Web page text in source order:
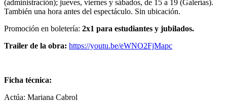
(administración); jueves, viernes y sábados, de 15 a 19 (Galerías).
También una hora antes del espectáculo. Sin ubicación.
Promoción en boletería: 2x1 para estudiantes y jubilados.
Trailer de la obra: https://youtu.be/eWNO2FjMapc
Ficha técnica:
Actúa: Mariana Cabrol